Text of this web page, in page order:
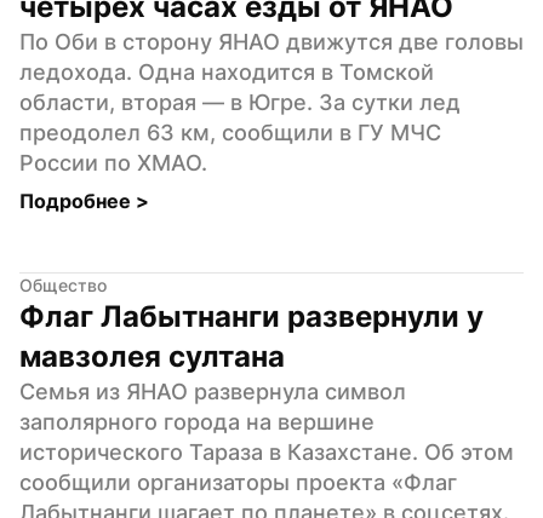
По Оби в сторону ЯНАО движутся две головы
ледохода. Одна находится в Томской
области, вторая — в Югре. За сутки лед
преодолел 63 км, сообщили в ГУ МЧС
России по ХМАО.
Подробнее >
Общество
Флаг Лабытнанги развернули у
мавзолея султана
Семья из ЯНАО развернула символ
заполярного города на вершине
исторического Тараза в Казахстане. Об этом
сообщили организаторы проекта «Флаг
Лабытнанги шагает по планете» в соцсетях.